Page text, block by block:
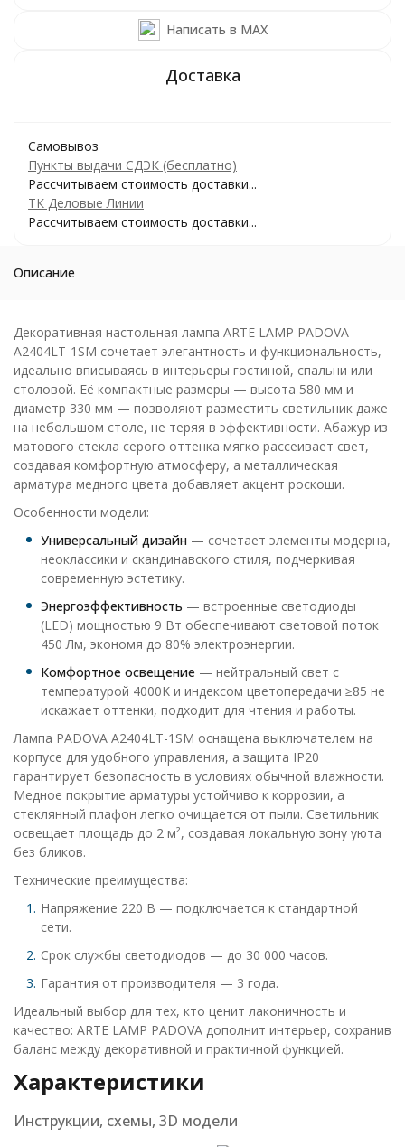
Написать в MAX
Самовывоз
Пункты выдачи СДЭК (бесплатно)
Рассчитываем стоимость доставки...
ТК Деловые Линии
Рассчитываем стоимость доставки...
Описание
Декоративная настольная лампа ARTE LAMP PADOVA
A2404LT-1SM сочетает элегантность и функциональность,
идеально вписываясь в интерьеры гостиной, спальни или
столовой. Её компактные размеры — высота 580 мм и
диаметр 330 мм — позволяют разместить светильник даже
на небольшом столе, не теряя в эффективности. Абажур из
матового стекла серого оттенка мягко рассеивает свет,
создавая комфортную атмосферу, а металлическая
арматура медного цвета добавляет акцент роскоши.
Особенности модели:
Универсальный дизайн — сочетает элементы модерна,
неоклассики и скандинавского стиля, подчеркивая
современную эстетику.
Энергоэффективность — встроенные светодиоды
(LED) мощностью 9 Вт обеспечивают световой поток
450 Лм, экономя до 80% электроэнергии.
Комфортное освещение — нейтральный свет с
температурой 4000K и индексом цветопередачи ≥85 не
искажает оттенки, подходит для чтения и работы.
Лампа PADOVA A2404LT-1SM оснащена выключателем на
корпусе для удобного управления, а защита IP20
гарантирует безопасность в условиях обычной влажности.
Медное покрытие арматуры устойчиво к коррозии, а
стеклянный плафон легко очищается от пыли. Светильник
освещает площадь до 2 м², создавая локальную зону уюта
без бликов.
Технические преимущества:
Напряжение 220 В — подключается к стандартной
сети.
Срок службы светодиодов — до 30 000 часов.
Гарантия от производителя — 3 года.
Идеальный выбор для тех, кто ценит лаконичность и
качество: ARTE LAMP PADOVA дополнит интерьер, сохранив
баланс между декоративной и практичной функцией.
Характеристики
Инструкции, схемы, 3D модели